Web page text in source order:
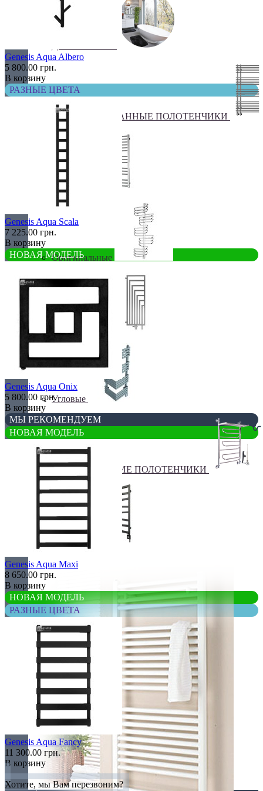
КОМБИНИРОВАННЫЕ ПОЛОТЕНЧИКИ
Оригинальные
Угловые
ЭЛЕКТРИЧЕСКИЕ ПОЛОТЕНЧИКИ
Элитные
Genesis Aqua Albero
5 800.00 грн.
В корзину
РАЗНЫЕ ЦВЕТА
Genesis Aqua Scala
7 225.00 грн.
В корзину
НОВАЯ МОДЕЛЬ
Genesis Aqua Onix
5 800.00 грн.
В корзину
МЫ РЕКОМЕНДУЕМ
НОВАЯ МОДЕЛЬ
Genesis Aqua Maxi
8 650.00 грн.
В корзину
НОВАЯ МОДЕЛЬ
РАЗНЫЕ ЦВЕТА
Genesis Aqua Fancy
11 300.00 грн.
В корзину
Хотите, мы Вам перезвоним?